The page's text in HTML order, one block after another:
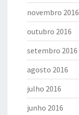
novembro 2016
outubro 2016
setembro 2016
agosto 2016
julho 2016
junho 2016